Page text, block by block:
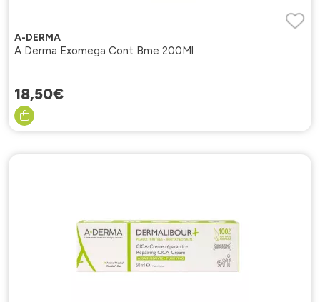
A-DERMA
A Derma Exomega Cont Bme 200Ml
18,50€